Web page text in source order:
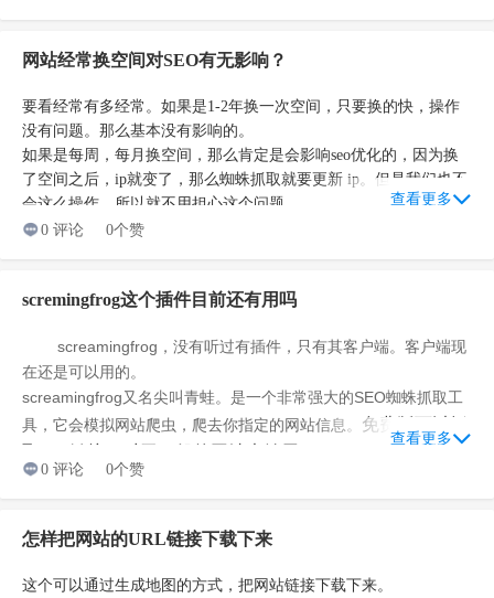
能就会超过首页。
不能把权重导向首页。
３、交换友情链接。
网站经常换空间对SEO有无影响？
要看经常有多经常。如果是1-2年换一次空间，只要换的快，操作
没有问题。那么基本没有影响的。
如果是每周，每月换空间，那么肯定是会影响seo优化的，因为换
了空间之后，ip就变了，那么蜘蛛抓取就要更新 ip。但是我们也不
会这么操作，所以就不用担心这个问题。
查看更多
0 评论
0个赞
scremingfrog这个插件目前还有用吗
screamingfrog， 没有听过有插件，只有其客户端。客户端现
在还是可以用的。
screamingfrog又名尖叫青蛙。 是一个非常强大的SEO蜘蛛抓取工
具，它会模拟网站爬虫，爬去你指定的网站信息。 免费版可以抓
查看更多
0 评论
0个赞
怎样把网站的URL链接下载下来
这个可以通过生成地图的方式，把网站链接下载下来。